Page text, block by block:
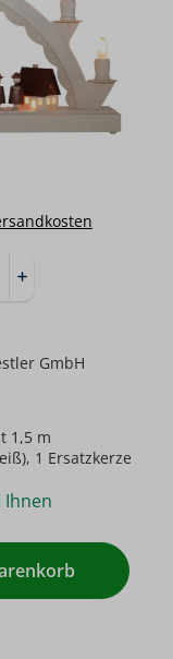
GmbH
1,5 m
1 Ersatzkerze
Ihnen